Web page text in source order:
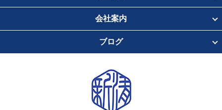
会社案内
ブログ